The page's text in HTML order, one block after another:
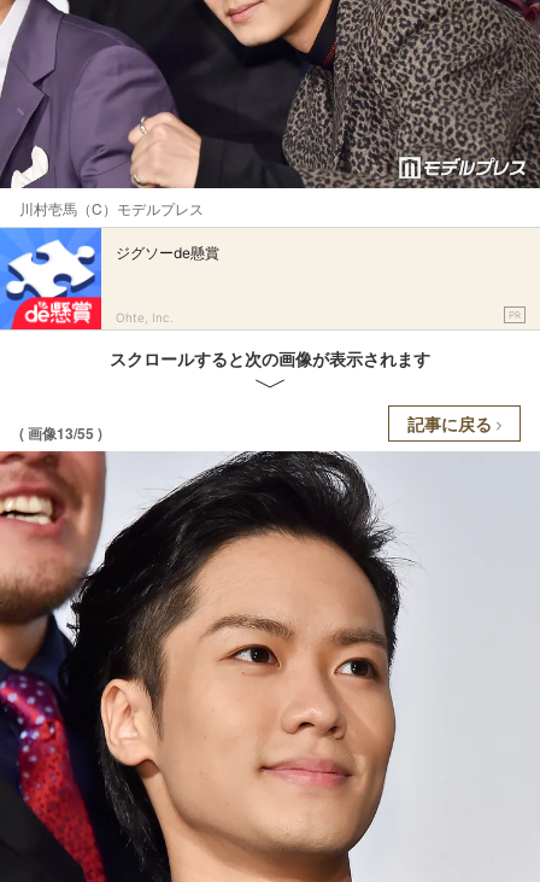
川村壱馬（C）モデルプレス
ジグソーde懸賞
Ohte, Inc. PR
スクロールすると次の画像が表示されます
( 画像13/55 ) 記事に戻る